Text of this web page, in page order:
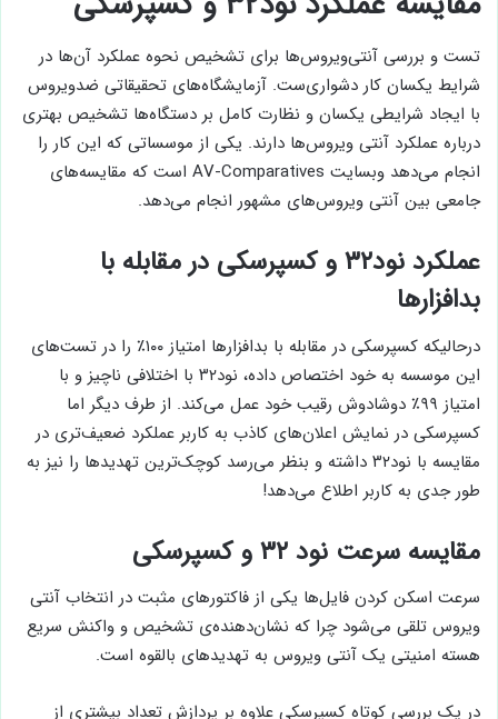
تست و بررسی آنتی‌ویروس‌ها برای تشخیص نحوه عملکرد آن‌ها در
شرایط یکسان کار دشواری‌ست. آزمایشگاه‌های تحقیقاتی ضدویروس
با ایجاد شرایطی یکسان و نظارت کامل بر دستگاه‌ها تشخیص بهتری
درباره عملکرد آنتی ویروس‌ها دارند. یکی از موسساتی که این کار را
انجام می‌دهد وبسایت AV-Comparatives است که مقایسه‌های
جامعی بین آنتی ویروس‌های مشهور انجام می‌دهد.
عملکرد نود۳۲ و کسپرسکی در مقابله با
بدافزارها
درحالیکه کسپرسکی در مقابله با بدافزارها امتیاز ۱۰۰٪ را در تست‌های
این موسسه به خود اختصاص داده، نود۳۲ با اختلافی ناچیز و با
امتیاز ۹۹٪ دوشادوش رقیب خود عمل می‌کند. از طرف دیگر اما
کسپرسکی در نمایش اعلان‌های کاذب به کاربر عملکرد ضعیف‌تری در
مقایسه با نود۳۲ داشته و بنظر می‌رسد کوچک‌ترین تهدیدها را نیز به
طور جدی به کاربر اطلاع می‌دهد!
مقایسه سرعت نود ۳۲ و کسپرسکی
سرعت اسکن کردن فایل‌ها یکی از فاکتورهای مثبت در انتخاب آنتی
ویروس تلقی می‌شود چرا که نشان‌دهنده‌ی تشخیص و واکنش سریع
هسته امنیتی یک آنتی ویروس به تهدیدهای بالقوه است.
در یک بررسی کوتاه کسپرسکی علاوه بر پردازش تعداد بیشتری از